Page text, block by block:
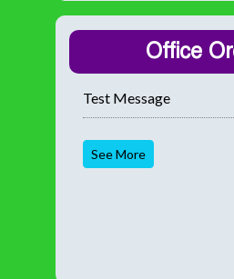
Office
Test Message
See More